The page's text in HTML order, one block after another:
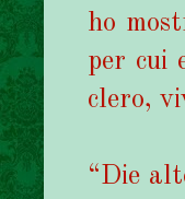
ho
per cui
clero,
“Die